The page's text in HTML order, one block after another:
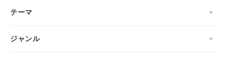
テーマ
ジャンル